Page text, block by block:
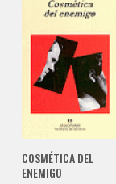
COSMÉTICA DEL
ENEMIGO